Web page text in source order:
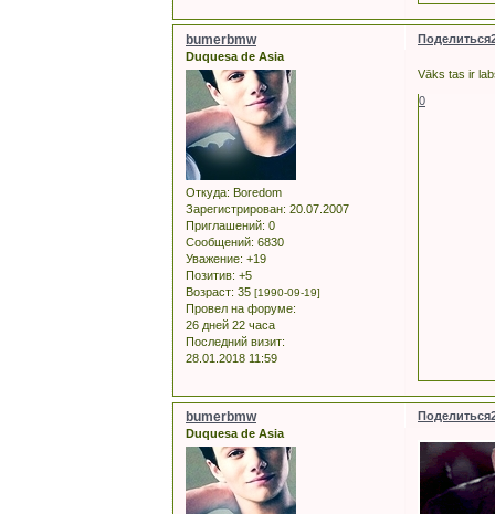
Поделиться
bumerbmw
Duquesa de Asia
Откуда: Boredom
Зарегистрирован: 20.07.2007
Приглашений: 0
Сообщений: 6830
Уважение: +19
Позитив: +5
Возраст: 35 [1990-09-19]
Провел на форуме:
26 дней 22 часа
Последний визит:
28.01.2018 11:59
Vāks tas ir
0
Поделиться
bumerbmw
Duquesa de Asia